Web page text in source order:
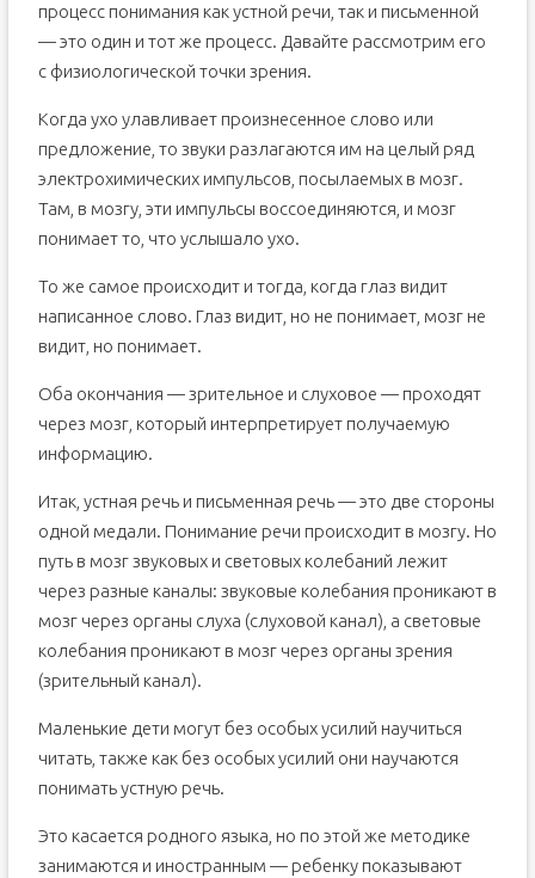
процесс понимания как устной речи, так и письменной
— это один и тот же процесс. Давайте рассмотрим его
с физиологической точки зрения.
Когда ухо улавливает произнесенное слово или
предложение, то звуки разлагаются им на целый ряд
электрохимических импульсов, посылаемых в мозг.
Там, в мозгу, эти импульсы воссоединяются, и мозг
понимает то, что услышало ухо.
То же самое происходит и тогда, когда глаз видит
написанное слово. Глаз видит, но не понимает, мозг не
видит, но понимает.
Оба окончания — зрительное и слуховое — проходят
через мозг, который интерпретирует получаемую
информацию.
Итак, устная речь и письменная речь — это две стороны
одной медали. Понимание речи происходит в мозгу. Но
путь в мозг звуковых и световых колебаний лежит
через разные каналы: звуковые колебания проникают в
мозг через органы слуха (слуховой канал), а световые
колебания проникают в мозг через органы зрения
(зрительный канал).
Маленькие дети могут без особых усилий научиться
читать, также как без особых усилий они научаются
понимать устную речь.
Это касается родного языка, но по этой же методике
занимаются и иностранным — ребенку показывают